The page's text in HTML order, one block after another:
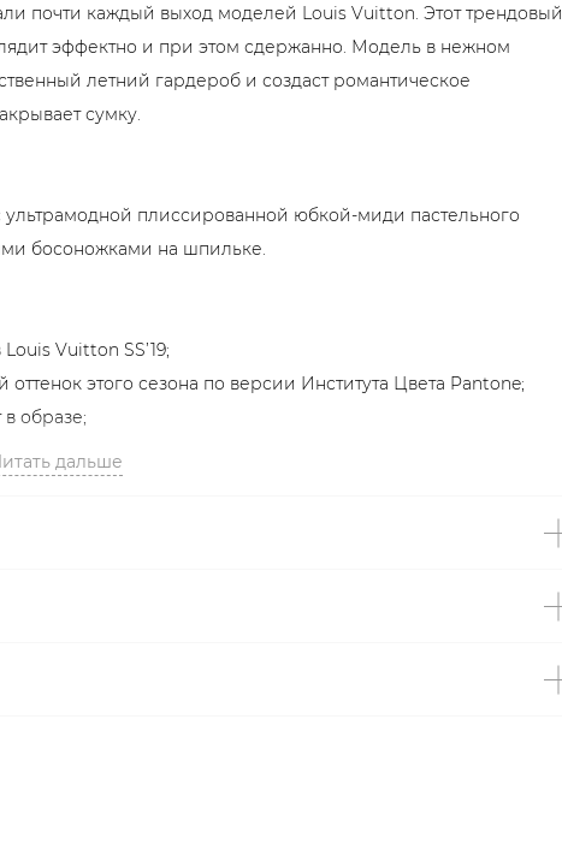
почти каждый выход моделей Louis Vuitton. Этот трендовый
эффектно и при этом сдержанно. Модель в нежном
летний гардероб и создаст романтическое
сумку.
плиссированной юбкой-миди пастельного
босоножками на шпильке.
Vuitton SS’19;
этого сезона по версии Института Цвета Pantone;
образе;
дальше